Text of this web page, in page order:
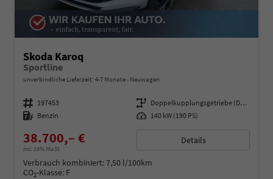
Skoda Karoq
Sportline
unverbindliche Lieferzeit: 4-7 Monate Neuwagen
Fahrzeugnummer 197453 Getriebe
Doppelkupplungsgetriebe (DSG)
Kraftstoff Benzin Leistung 140 kW (190 PS)
38.700,– €
incl. 19% MwSt.
Details
Verbrauch kombiniert:7,50 l/100km
CO2-Klasse: F